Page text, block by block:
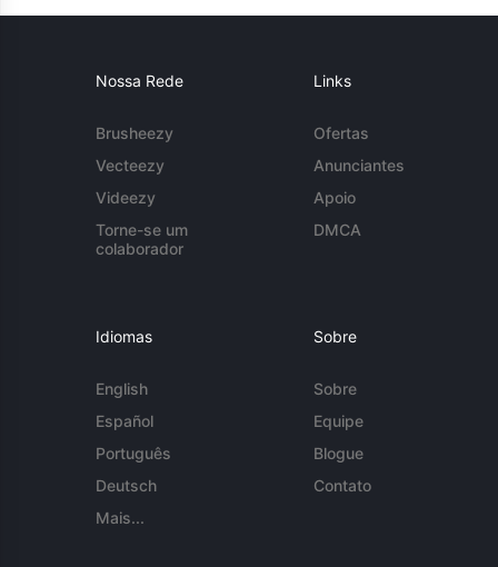
Nossa Rede
Brusheezy
Vecteezy
Videezy
Torne-se um
colaborador
Links
Ofertas
Anunciantes
Apoio
DMCA
Idiomas
English
Español
Português
Deutsch
Mais...
Sobre
Sobre
Equipe
Blogue
Contato